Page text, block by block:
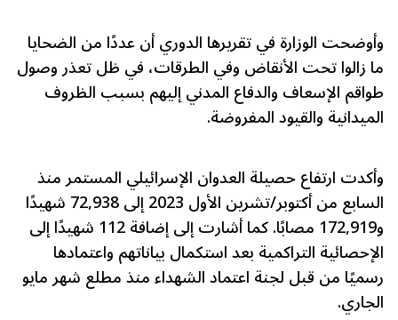
وأوضحت الوزارة في تقريرها الدوري أن عددًا من الضحايا
ما زالوا تحت الأنقاض وفي الطرقات، في ظل تعذر وصول
طواقم الإسعاف والدفاع المدني إليهم بسبب الظروف
الميدانية والقيود المفروضة.
وأكدت ارتفاع حصيلة العدوان الإسرائيلي المستمر منذ
السابع من أكتوبر/تشرين الأول 2023 إلى 72,938 شهيدًا
و172,919 مصابًا. كما أشارت إلى إضافة 112 شهيدًا إلى
الإحصائية التراكمية بعد استكمال بياناتهم واعتمادها
رسميًا من قبل لجنة اعتماد الشهداء منذ مطلع شهر مايو
الجاري.